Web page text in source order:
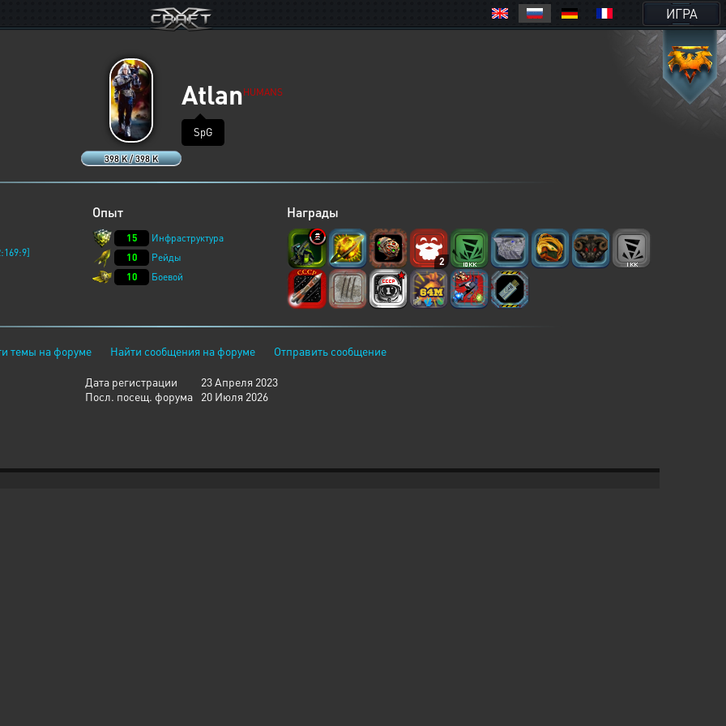
ИГРА
398 K / 398 K
AtlanHUMANS
SpG
Опыт
15
Инфраструктура
10
Рейды
10
Боевой
Награды
2
темы на форуме Найти сообщения на форуме Отправить сообщение
Дата регистрации
23 Апреля 2023
Посл. посещ. форума
20 Июля 2026